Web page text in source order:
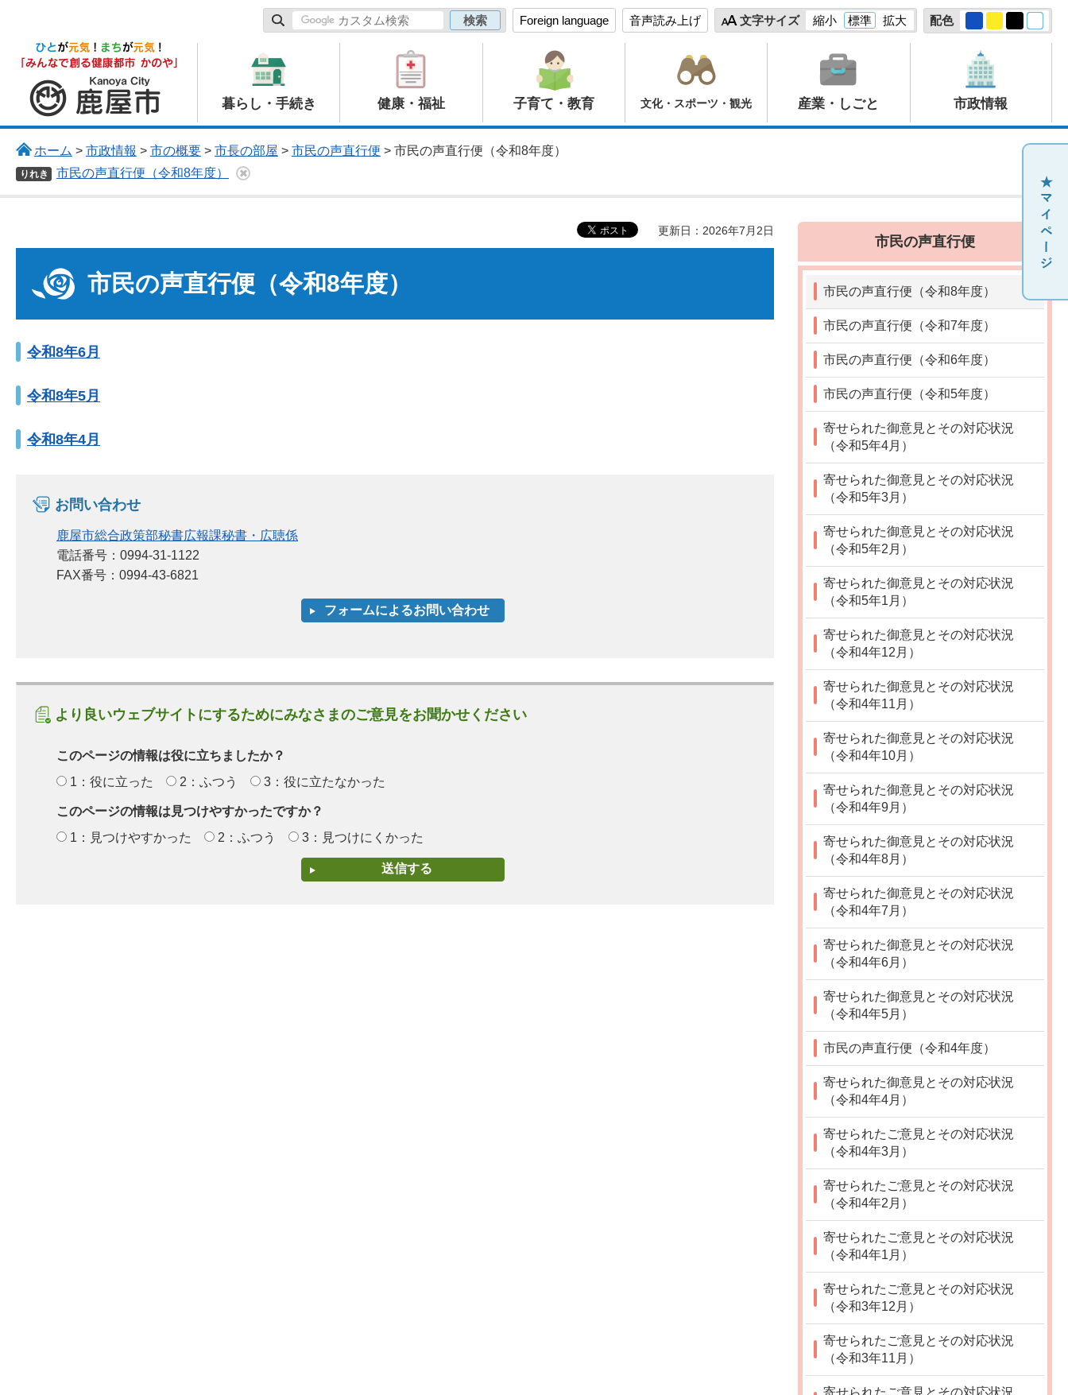
Foreign language 音声読み上げ 文字サイズ 縮小 標準 拡大 配色
鹿屋市
暮らし・手続き 健康・福祉 子育て・教育 文化・スポーツ・観光 産業・しごと 市政情報
ホーム > 市政情報 > 市の概要> 市長の部屋 > 市民の声直行便 > 市民の声直行便（令和8年度）
りれき 市民の声直行便（令和8年度）
更新日：2026年7月2日
市民の声直行便（令和8年度）
令和8年6月
令和8年5月
令和8年4月
お問い合わせ
鹿屋市総合政策部秘書広報課秘書・広聴係
電話番号：0994-31-1122
FAX番号：0994-43-6821
より良いウェブサイトにするためにみなさまのご意見をお聞かせください
このページの情報は役に立ちましたか？
1：役に立った
2：ふつう 3：役に立たなかった
このページの情報は見つけやすかったですか？
1：見つけやすかった
2：ふつう 3：見つけにくかった
市民の声直行便
市民の声直行便（令和8年度）
市民の声直行便（令和7年度）
市民の声直行便（令和6年度）
市民の声直行便（令和5年度）
寄せられた御意見とその対応状況
（令和5年4月）
寄せられた御意見とその対応状況
（令和5年3月）
寄せられた御意見とその対応状況
（令和5年2月）
寄せられた御意見とその対応状況
（令和5年1月）
寄せられた御意見とその対応状況
（令和4年12月）
寄せられた御意見とその対応状況
（令和4年11月）
寄せられた御意見とその対応状況
（令和4年10月）
寄せられた御意見とその対応状況
（令和4年9月）
寄せられた御意見とその対応状況
（令和4年8月）
寄せられた御意見とその対応状況
（令和4年7月）
寄せられた御意見とその対応状況
（令和4年6月）
寄せられた御意見とその対応状況
（令和4年5月）
市民の声直行便（令和4年度）
寄せられた御意見とその対応状況
（令和4年4月）
寄せられたご意見とその対応状況
（令和4年3月）
寄せられたご意見とその対応状況
（令和4年2月）
寄せられたご意見とその対応状況
（令和4年1月）
寄せられたご意見とその対応状況
（令和3年12月）
寄せられたご意見とその対応状況
（令和3年11月）
寄せられたご意見とその対応状況